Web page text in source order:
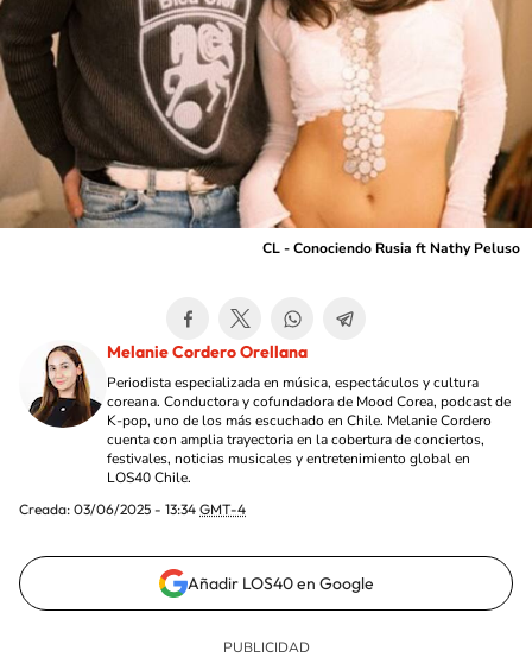
CL - Conociendo Rusia ft Nathy Peluso
Melanie Cordero Orellana
Periodista especializada en música, espectáculos y cultura
coreana. Conductora y cofundadora de Mood Corea, podcast de
K-pop, uno de los más escuchado en Chile. Melanie Cordero
cuenta con amplia trayectoria en la cobertura de conciertos,
festivales, noticias musicales y entretenimiento global en
LOS40 Chile.
Creada: 03/06/2025 - 13:34 GMT-4
Añadir LOS40 en Google